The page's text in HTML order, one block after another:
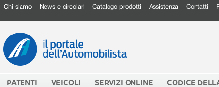
Chi siamo News e circolari Catalogo prodotti Assistenza Contatti
PATENTI VEICOLI SERVIZI ONLINE CODICE